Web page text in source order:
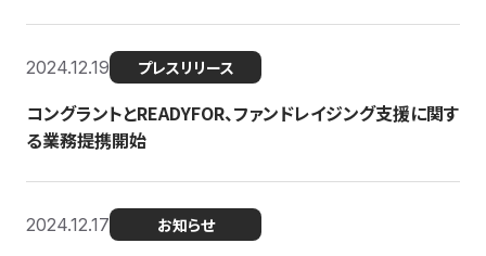
2024.12.19 プレスリリース
コングラントとREADYFOR、ファンドレイジング支援に関す
る業務提携開始
2024.12.17 お知らせ